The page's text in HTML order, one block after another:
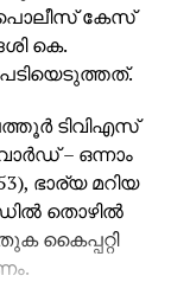
പൊലീസ് കേസ്
കെ.
ടിവിഎസ്
– ഒന്നാം
ഭാര്യ മറിയ
തൊഴില്‍
കൈപ്പറ്റി